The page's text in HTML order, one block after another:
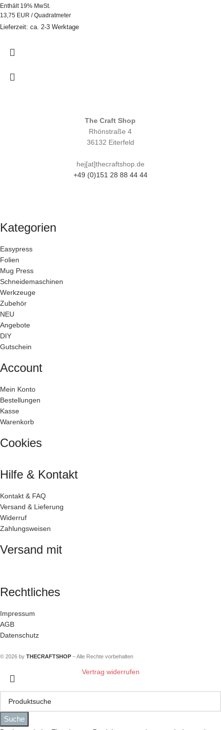
Enthält 19% MwSt.
13,75 EUR / Quadratmeter
Lieferzeit: ca. 2-3 Werktage
The Craft Shop
Rhönstraße 4
36132 Eiterfeld
hej[at]thecraftshop.de
+49 (0)151 28 88 44 44
Kategorien
Easypress
Folien
Mug Press
Schneidemaschinen
Werkzeuge
Zubehör
NEU
Angebote
DIY
Gutschein
Account
Mein Konto
Bestellungen
Kasse
Warenkorb
Cookies
Hilfe & Kontakt
Kontakt & FAQ
Versand & Lieferung
Widerruf
Zahlungsweisen
Versand mit
Rechtliches
Impressum
AGB
Datenschutz
© 2026 by THECRAFTSHOP – Alle Rechte vorbehalten
Suche
Vertrag widerrufen